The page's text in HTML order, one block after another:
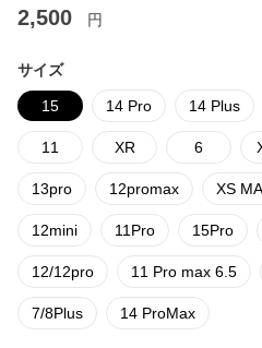
2,500 円
サイズ
15 14 Pro 14 Plus
11 XR 6
13pro 12promax XS
12mini 11Pro 15Pro
12/12pro 11 Pro max 6.5
7/8Plus 14 ProMax